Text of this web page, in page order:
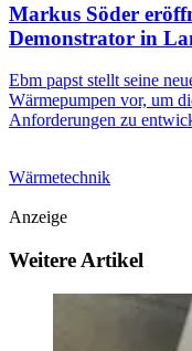
Markus Söder
Demonstrator in
Ebm papst stellt seine
Wärmepumpen vor, um
Anforderungen zu
Wärmetechnik
Anzeige
Weitere Artikel